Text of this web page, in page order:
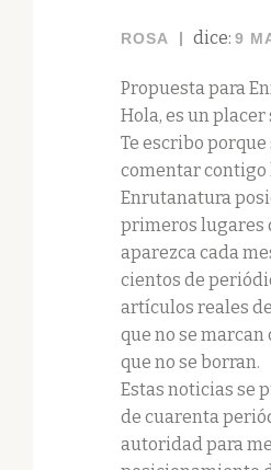
ROSA dice: 9
Propuesta para
Hola, es un
Te escribo
comentar contigo
Enrutanatura
primeros lugares
aparezca cada
cientos de
artículos reales
que no se
que no se borran.
Estas noticias se
de cuarenta
autoridad para